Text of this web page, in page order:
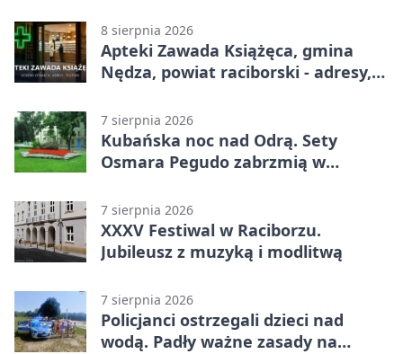
8 sierpnia 2026
Apteki Zawada Książęca, gmina
Nędza, powiat raciborski - adresy,
7 sierpnia 2026
Kubańska noc nad Odrą. Sety
Osmara Pegudo zabrzmią w
7 sierpnia 2026
XXXV Festiwal w Raciborzu.
Jubileusz z muzyką i modlitwą
7 sierpnia 2026
Policjanci ostrzegali dzieci nad
wodą. Padły ważne zasady na